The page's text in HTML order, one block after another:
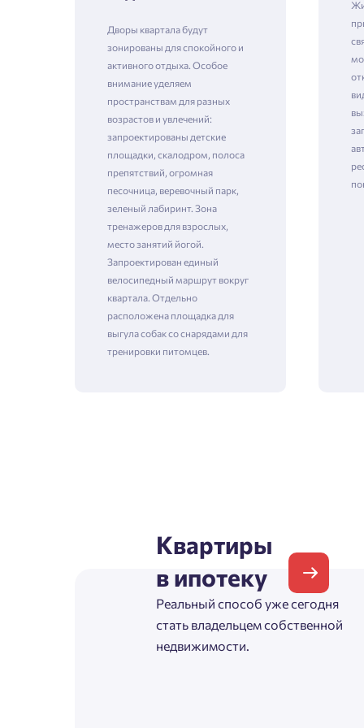
Дворы квартала будут
зонированы для спокойного и
активного отдыха. Особое
внимание уделяем
пространствам для разных
возрастов и увлечений:
запроектированы детские
площадки, скалодром, полоса
препятствий, огромная
песочница, веревочный парк,
зеленый лабиринт. Зона
тренажеров для взрослых,
место занятий йогой.
Запроектирован единый
велосипедный маршрут вокруг
квартала. Отдельно
расположена площадка для
выгула собак со снарядами для
тренировки питомцев.
Квартиры
в ипотеку
Реальный способ уже сегодня
стать владельцем собственной
недвижимости.
Проект